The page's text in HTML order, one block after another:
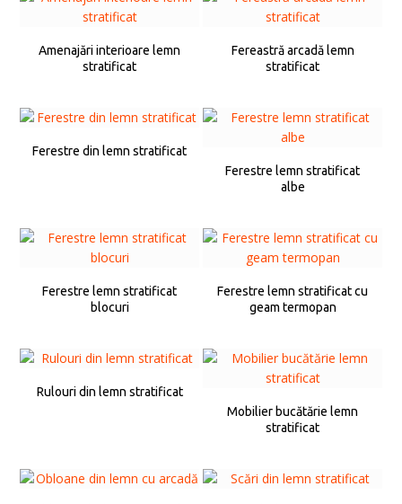
Amenajări interioare lemn
stratificat
Fereastră arcadă lemn
stratificat
Ferestre din lemn stratificat
Ferestre lemn stratificat
albe
Ferestre lemn stratificat
blocuri
Ferestre lemn stratificat cu
geam termopan
Rulouri din lemn stratificat
Mobilier bucătărie lemn
stratificat